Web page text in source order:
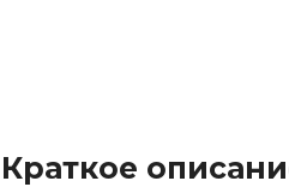
Краткое